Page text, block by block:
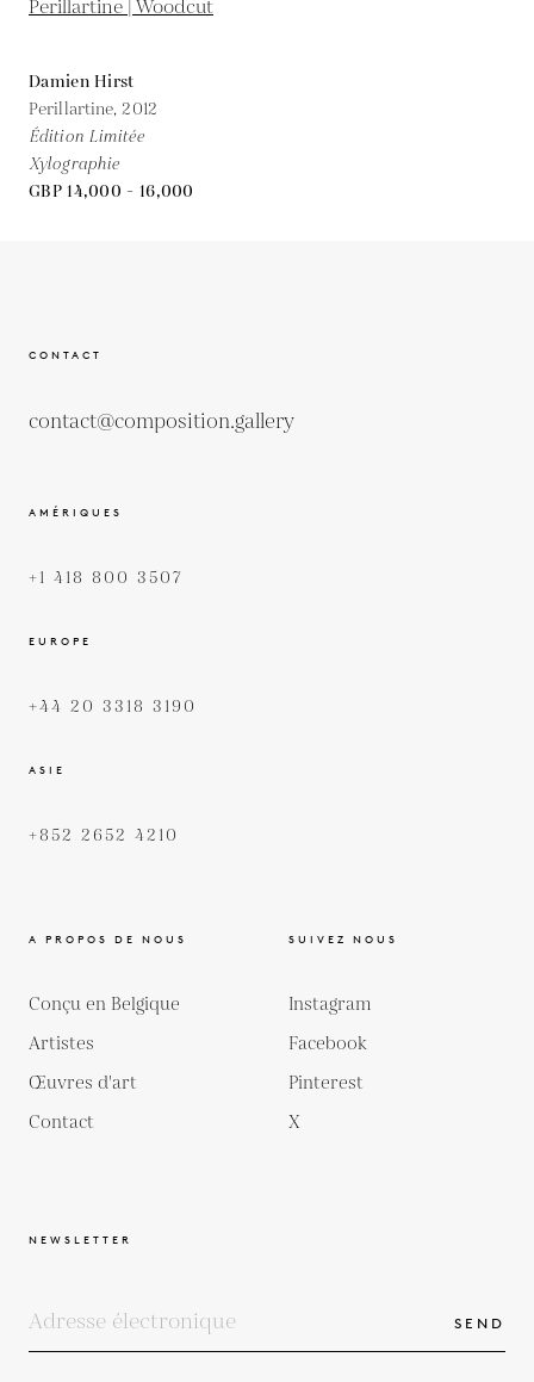
Damien Hirst
Perillartine,2012
Édition Limitée
Xylographie
GBP 14,000 - 16,000
CONTACT
contact@composition.gallery
AMÉRIQUES
+1 418 800 3507
EUROPE
+44 20 3318 3190
ASIE
+852 2652 4210
A PROPOS DE NOUS
Conçu en Belgique
Artistes
Œuvres d'art
Contact
SUIVEZ NOUS
Instagram
Facebook
Pinterest
X
NEWSLETTER
SEND